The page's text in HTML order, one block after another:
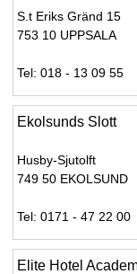
S.t Eriks Gränd 15
753 10 UPPSALA
Tel: 018 - 13 09 55
Ekolsunds Slott
Husby-Sjutolft
749 50 EKOLSUND
Tel: 0171 - 47 22 00
Elite Hotel